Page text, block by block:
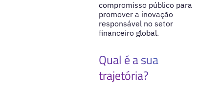
compromisso público para
promover a inovação
responsável no setor
financeiro global.
Qual é a sua
trajetória?